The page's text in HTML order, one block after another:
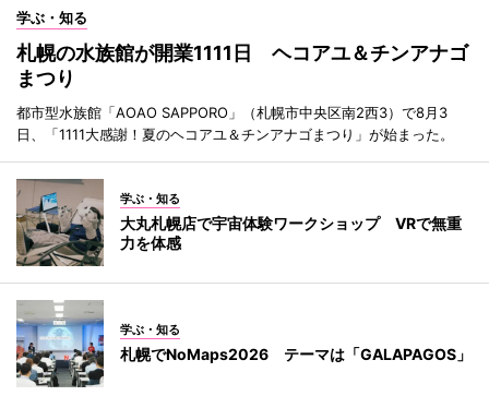
学ぶ・知る
札幌の水族館が開業1111日 ヘコアユ＆チンアナゴ
まつり
都市型水族館「AOAO SAPPORO」（札幌市中央区南2西3）で8月3
日、「1111大感謝！夏のヘコアユ＆チンアナゴまつり」が始まった。
学ぶ・知る
大丸札幌店で宇宙体験ワークショップ VRで無重
力を体感
学ぶ・知る
札幌でNoMaps2026 テーマは「GALAPAGOS」